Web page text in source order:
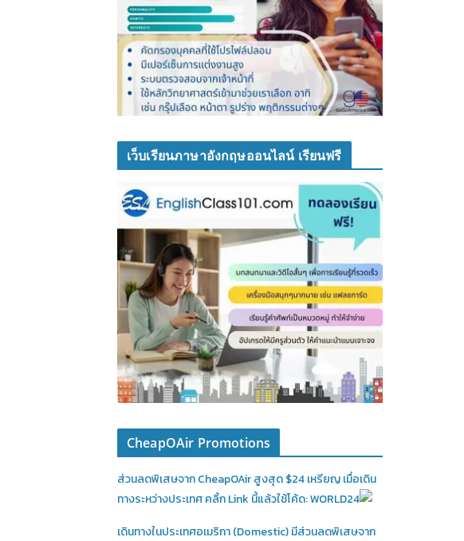
เว็บเรียนภาษาอังกฤษออนไลน์ เรียนฟรี
CheapOAir Promotions
ส่วนลดพิเสษจาก CheapOAir สูงสุด $24 เหรียญ เมื่อเดิน
ทางระหว่างประเทศ คลิ้ก Link นี้แล้วใช้โค้ด: WORLD24
เดินทางในประเทศอเมริกา (Domestic)มีส่วนลดพิเสษจาก